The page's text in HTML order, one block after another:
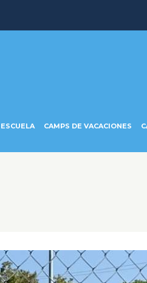
ESCUELA CAMPS DE VACACIONES